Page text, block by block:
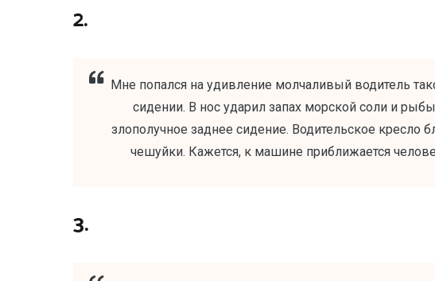
2.
Мне попался на удивление молчаливый водитель
сидении. В нос ударил запах морской соли и
злополучное заднее сидение. Водительское кресло
чешуйки. Кажется, к машине приближается
3.